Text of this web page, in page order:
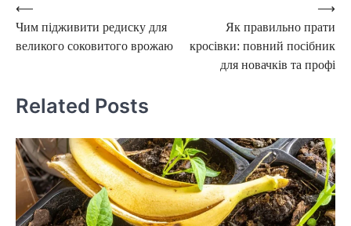
Post
navigation
⟵
Чим підживити редиску для
великого соковитого врожаю
Як правильно прати
кросівки: повний посібник
для новачків та профі
⟶
Related Posts